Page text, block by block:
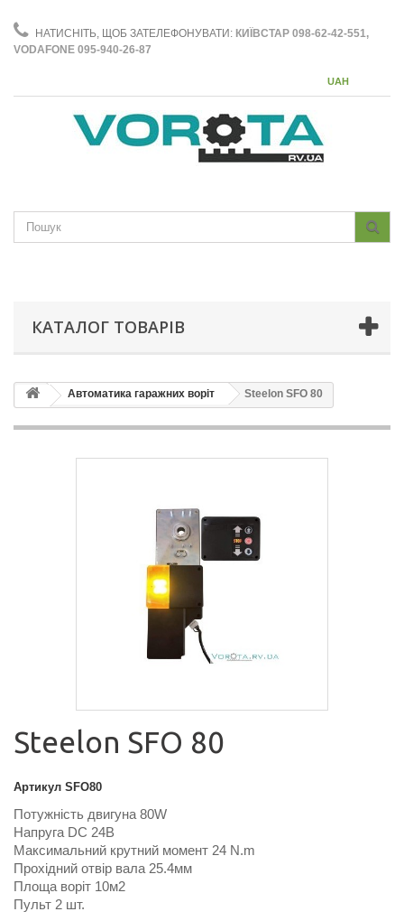
НАТИСНІТЬ, ЩОБ ЗАТЕЛЕФОНУВАТИ: КИЇВСТАР 098-62-42-551,
VODAFONE 095-940-26-87
UAH
КАТАЛОГ ТОВАРІВ
Автоматика гаражних воріт Steelon SFO 80
Steelon SFO 80
Артикул SFO80
Потужність двигуна 80W
Напруга DC 24В
Максимальний крутний момент 24 N.m
Прохідний отвір вала 25.4мм
Площа воріт 10м2
Пульт 2 шт.